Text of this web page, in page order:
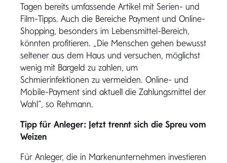
Tagen bereits umfassende Artikel mit Serien- und
Film-Tipps. Auch die Bereiche Payment und Online-
Shopping, besonders im Lebensmittel-Bereich,
könnten profitieren. „Die Menschen gehen bewusst
seltener aus dem Haus und versuchen, möglichst
wenig mit Bargeld zu zahlen, um
Schmierinfektionen zu vermeiden. Online- und
Mobile-Payment sind aktuell die Zahlungsmittel der
Wahl“, so Rehmann.
Tipp für Anleger: Jetzt trennt sich die Spreu vom
Weizen
Für Anleger, die in Markenunternehmen investieren